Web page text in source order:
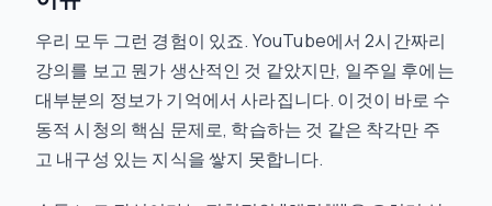
우리 모두 그런 경험이 있죠. YouTube에서 2시간짜리
강의를 보고 뭔가 생산적인 것 같았지만, 일주일 후에는
대부분의 정보가 기억에서 사라집니다. 이것이 바로 수
동적 시청의 핵심 문제로, 학습하는 것 같은 착각만 주
고 내구성 있는 지식을 쌓지 못합니다.